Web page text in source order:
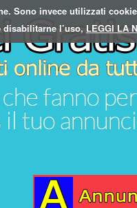
Sono invece utilizzati
disabilitarne l’uso, LEGGI LA
fanno
tuo